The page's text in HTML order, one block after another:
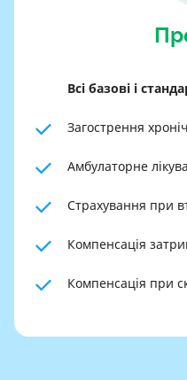
Всі базові і
Загострення
Амбулаторне
Страхування при
Компенсація
Компенсація при